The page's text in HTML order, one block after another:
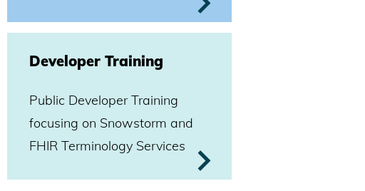
Developer Training
Public Developer Training
focusing on Snowstorm and
FHIR Terminology Services